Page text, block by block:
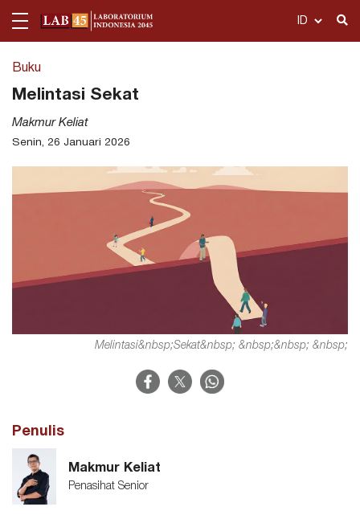
Publikasi
Ekonomi Politik
Politik Hukum dan Keamanan
Politik Media dan Gender
Dashboard
Politik Hukum dan Keamanan
Acara
Telusuri
Buku
Melintasi Sekat
Makmur Keliat
Senin, 26 Januari 2026
Melintasi&nbsp;Sekat&nbsp; &nbsp;&nbsp; &nbsp;
Penulis
Makmur Keliat
Penasihat Senior